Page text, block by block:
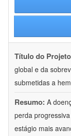
Título do
global e da
submetidas a
Resumo: A
perda
estágio mais